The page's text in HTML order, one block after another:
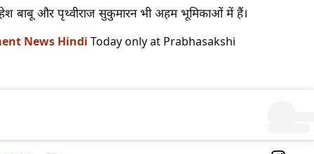
बाबू और पृथ्वीराज सुकुमारन भी अहम भूमिकाओं में हैं।
News Hindi Today only at Prabhasakshi